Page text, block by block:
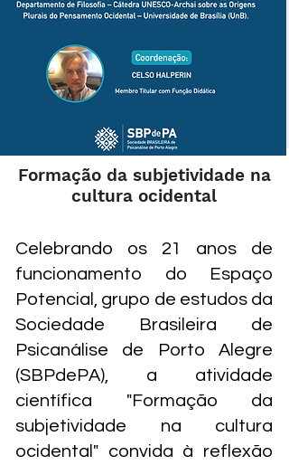
Formação da subjetividade na
cultura ocidental
Celebrando os 21 anos de
funcionamento do Espaço
Potencial, grupo de estudos da
Sociedade Brasileira de
Psicanálise de Porto Alegre
(SBPdePA), a atividade
científica "Formação da
subjetividade na cultura
ocidental" convida à reflexão